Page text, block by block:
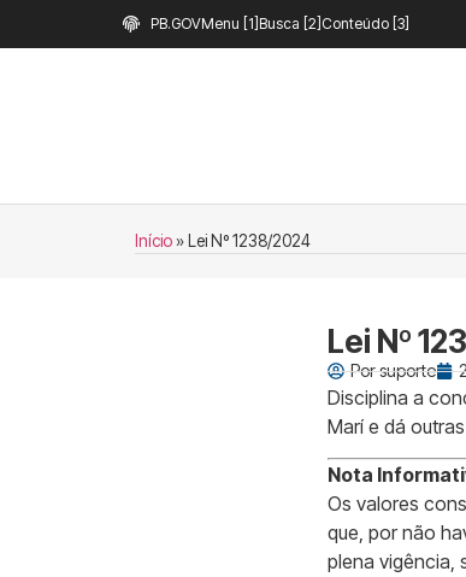
PB.GOVMenu [1] Busca [2] Conteúdo [3]
Início» Lei Nº 1238/2024
Lei Nº
Porsuporte
Disciplina a
Marí e dá
Nota
Os valores
que, por não
plena vigência,